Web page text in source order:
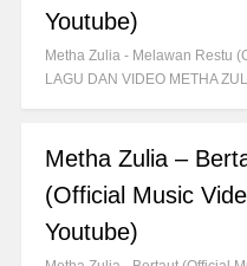
Youtube)
Metha Zulia - Melawan Restu
LAGU DAN VIDEO METHA
Metha Zulia –
(Official Music
Youtube)